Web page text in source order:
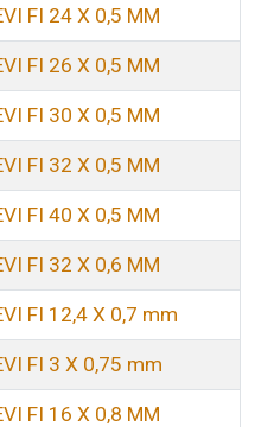
FI 24 X 0,5 MM
FI 26 X 0,5 MM
FI 30 X 0,5 MM
FI 32 X 0,5 MM
FI 40 X 0,5 MM
FI 32 X 0,6 MM
FI 12,4 X 0,7 mm
FI 3 X 0,75 mm
FI 16 X 0,8 MM